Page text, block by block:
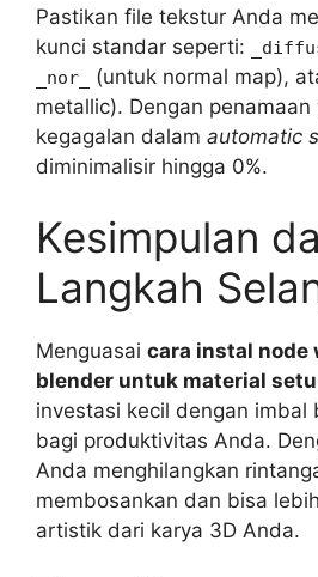
Pastikan file tekstur Anda
kunci standar seperti:
_nor_ (untuk normal map),
metallic). Dengan
kegagalan dalam automatic
diminimalisir hingga 0%.
Kesimpulan
Langkah
Menguasai cara instal node
blender untuk material
investasi kecil dengan imbal
bagi produktivitas Anda.
Anda menghilangkan
membosankan dan bisa
artistik dari karya 3D Anda.